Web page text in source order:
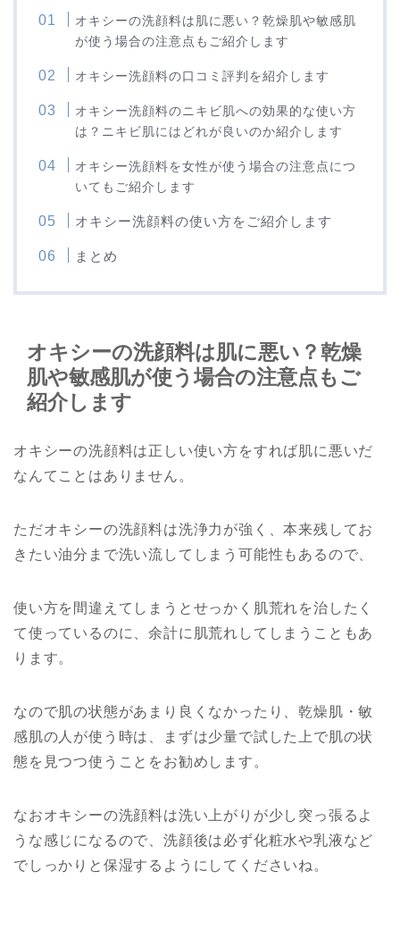
オキシーの洗顔料は肌に悪い？乾燥肌や敏感肌
が使う場合の注意点もご紹介します
オキシー洗顔料の口コミ評判を紹介します
オキシー洗顔料のニキビ肌への効果的な使い方
は？ニキビ肌にはどれが良いのか紹介します
オキシー洗顔料を女性が使う場合の注意点につ
いてもご紹介します
オキシー洗顔料の使い方をご紹介します
まとめ
オキシーの洗顔料は肌に悪い？乾燥
肌や敏感肌が使う場合の注意点もご
紹介します
オキシーの洗顔料は正しい使い方をすれば肌に悪いだ
なんてことはありません。
ただオキシーの洗顔料は洗浄力が強く、本来残してお
きたい油分まで洗い流してしまう可能性もあるので、
使い方を間違えてしまうとせっかく肌荒れを治したく
て使っているのに、余計に肌荒れしてしまうこともあ
ります。
なので肌の状態があまり良くなかったり、乾燥肌・敏
感肌の人が使う時は、まずは少量で試した上で肌の状
態を見つつ使うことをお勧めします。
なおオキシーの洗顔料は洗い上がりが少し突っ張るよ
うな感じになるので、洗顔後は必ず化粧水や乳液など
でしっかりと保湿するようにしてくださいね。